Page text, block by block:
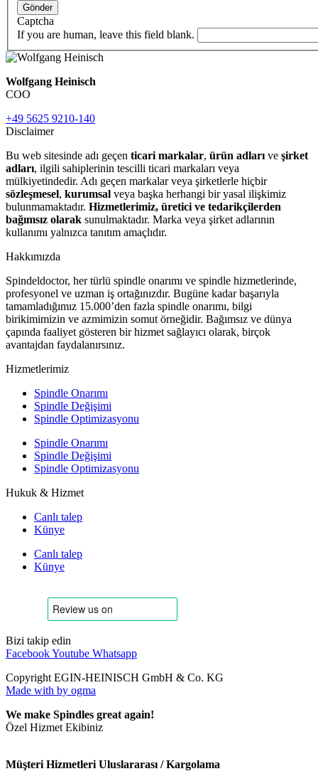
Gönder
Captcha
If you are human, leave this field blank.
Wolfgang Heinisch
COO
+49 5625 9210-140
Disclaimer
Bu web sitesinde adı geçen ticari markalar, ürün adları ve şirket
adları, ilgili sahiplerinin tescilli ticari markaları veya
mülkiyetindedir. Adı geçen markalar veya şirketlerle hiçbir
sözleşmesel, kurumsal veya başka herhangi bir yasal ilişkimiz
bulunmamaktadır. Hizmetlerimiz, üretici ve tedarikçilerden
bağımsız olarak sunulmaktadır. Marka veya şirket adlarının
kullanımı yalnızca tanıtım amaçlıdır.
Hakkımızda
Spindeldoctor, her türlü spindle onarımı ve spindle hizmetlerinde,
profesyonel ve uzman iş ortağınızdır. Bugüne kadar başarıyla
tamamladığımız 15.000’den fazla spindle onarımı, bilgi
birikimimizin ve azmimizin somut örneğidir. Bağımsız ve dünya
çapında faaliyet gösteren bir hizmet sağlayıcı olarak, birçok
avantajdan faydalanırsınız.
Hizmetlerimiz
Spindle Onarımı
Spindle Değişimi
Spindle Optimizasyonu
Spindle Onarımı
Spindle Değişimi
Spindle Optimizasyonu
Hukuk & Hizmet
Canlı talep
Künye
Canlı talep
Künye
Bizi takip edin
FacebookYoutube Whatsapp
Copyright EGIN-HEINISCH GmbH & Co. KG
Made with by ogma
We make Spindles great again!
Özel Hizmet Ekibiniz
Müşteri Hizmetleri Uluslararası / Kargolama